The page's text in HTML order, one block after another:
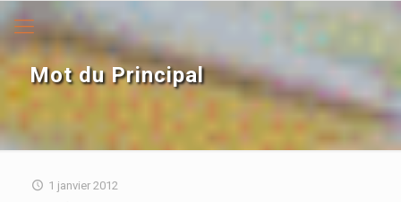
Mot du Principal
1 janvier 2012